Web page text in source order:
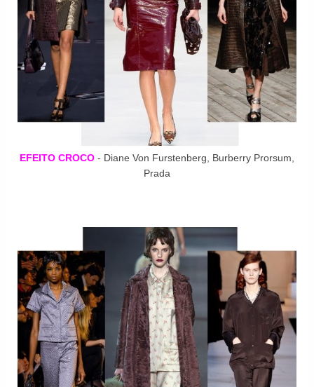
EFEITO CROCO - Diane Von Furstenberg, Burberry Prorsum,
Prada